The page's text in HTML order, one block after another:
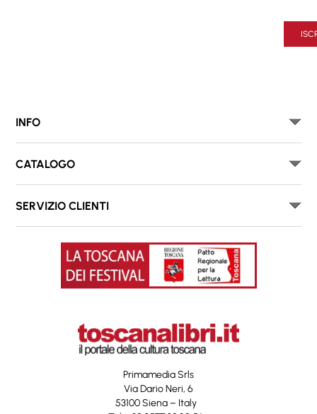
INFO
CATALOGO
SERVIZIO CLIENTI
Primamedia Srls
Via Dario Neri, 6
53100 Siena – Italy